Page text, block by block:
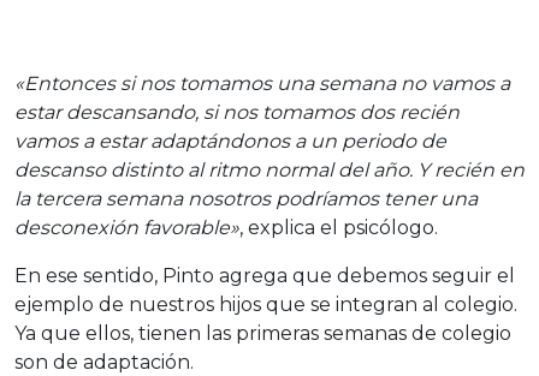
«Entonces si nos tomamos una semana no vamos a
estar descansando, si nos tomamos dos recién
vamos a estar adaptándonos a un periodo de
descanso distinto al ritmo normal del año. Y recién en
la tercera semana nosotros podríamos tener una
desconexión favorable», explica el psicólogo.
En ese sentido, Pinto agrega que debemos seguir el
ejemplo de nuestros hijos que se integran al colegio.
Ya que ellos, tienen las primeras semanas de colegio
son de adaptación.